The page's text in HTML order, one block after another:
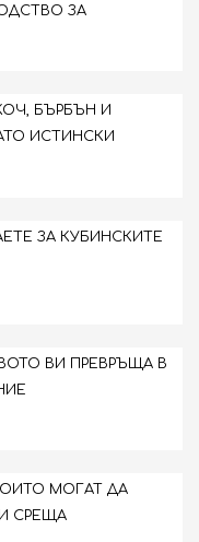
ЗА
БЪРБЪН И
ИСТИНСКИ
ЗА КУБИНСКИТЕ
ВИ ПРЕВРЪЩА В
МОГАТ ДА
СРЕЩА